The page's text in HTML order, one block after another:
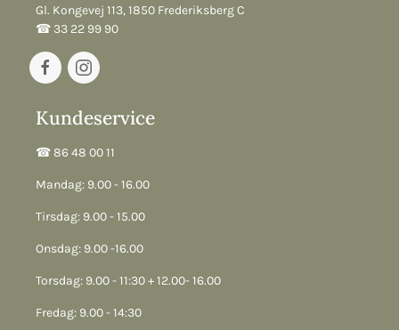
Gl. Kongevej 113, 1850 Frederiksberg C
☎︎ 33 22 99 90
Kundeservice
☎︎ 86 48 00 11
Mandag: 9.00 - 16.00
Tirsdag: 9.00 - 15.00
Onsdag: 9.00 -16.00
Torsdag: 9.00 - 11:30 + 12.00- 16.00
Fredag: 9.00 - 14:30